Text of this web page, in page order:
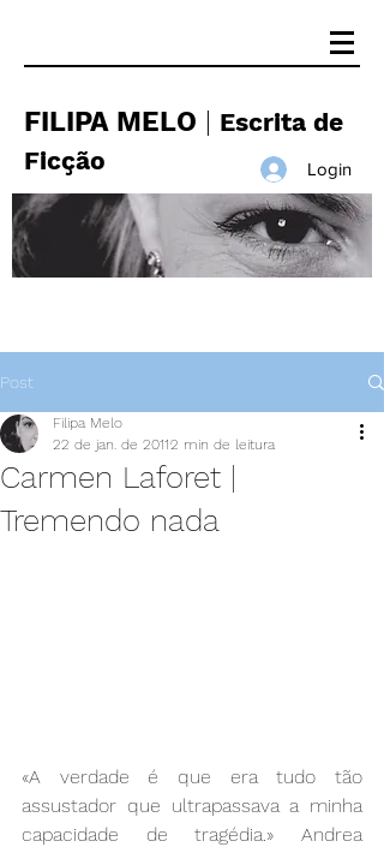
FILIPA MELO
Escrita de
Ficção
Login
Post
Carmen Laforet |
Tremendo nada
Filipa Melo
22 de jan. de 20112 min de leitura
«A verdade é que era tudo tão
assustador que ultrapassava a minha
capacidade de tragédia.» Andrea